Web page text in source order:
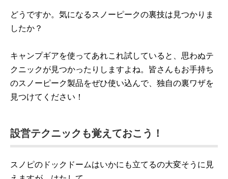
どうですか。気になるスノーピークの裏技は見つかりま
したか？
キャンプギアを使ってあれこれ試していると、思わぬテ
クニックが見つかったりしますよね。皆さんもお手持ち
のスノーピーク製品をぜひ使い込んで、独自の裏ワザを
見つけてください！
設営テクニックも覚えておこう！
スノピのドックドームはいかにも立てるの大変そうに見